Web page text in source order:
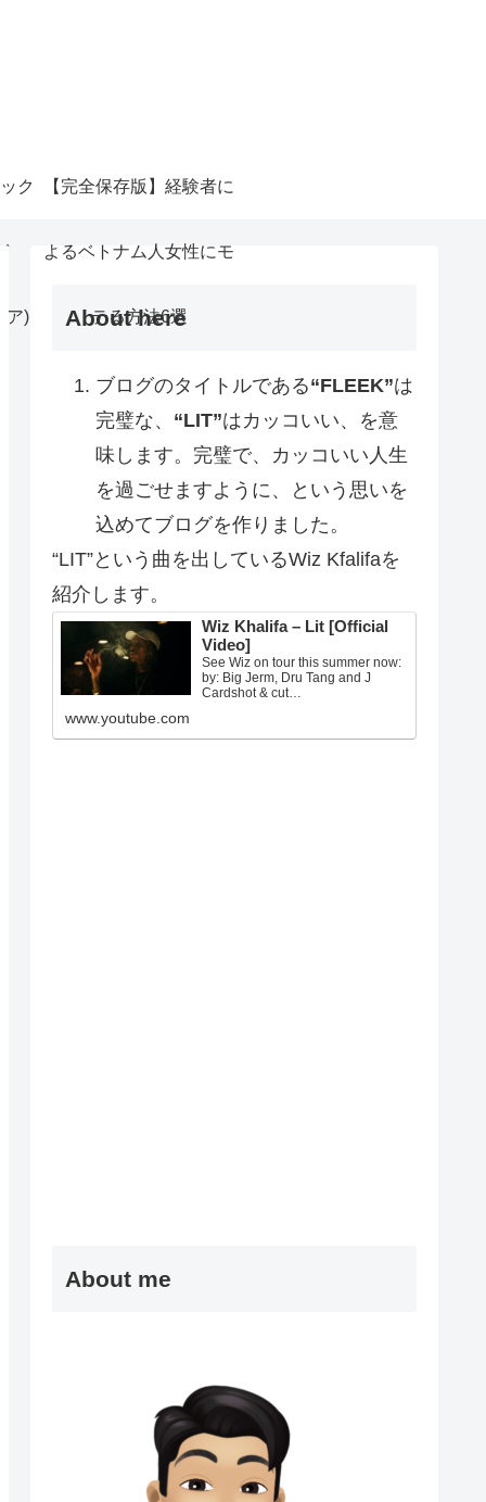
ク
ア)
【完全保存版】経験者に
よるベトナム人女性にモ
テる方法6選
About here
ブログのタイトルである“FLEEK”は
完璧な、 “LIT”はカッコいい、を意
味します。完璧で、カッコいい人生
を過ごせますように、という思いを
込めてブログを作りました。
“LIT”という曲を出しているWiz Kfalifaを
紹介します。
Wiz Khalifa – Lit [Official
Video]
See Wiz on tour this summer now:
by: Big Jerm, Dru Tang and J
Cardshot & cut…
www.youtube.com
About me